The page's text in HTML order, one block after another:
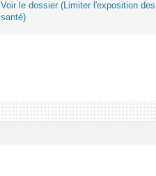
Voir le dossier (Limiter l'exposition
santé)